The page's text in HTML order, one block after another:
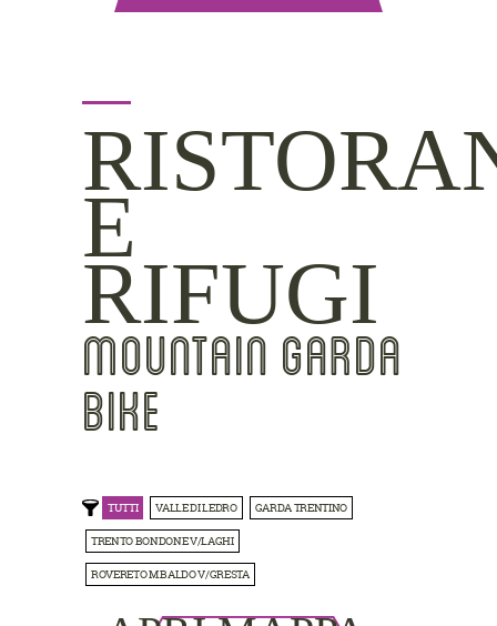
E
RIFUGI
MOUNTAIN GARDA
BIKE
TUTTI VALLE DI LEDRO GARDA TRENTINO
TRENTO BONDONE V/LAGHI
ROVERETO M.BALDO V/GRESTA